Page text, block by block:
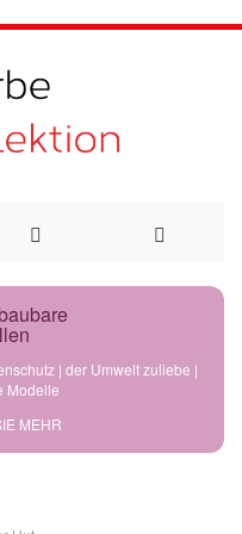
| der Umwelt zuliebe |
Modelle
MEHR